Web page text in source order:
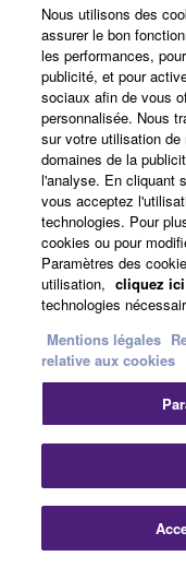
SLG200
Nous utilisons des
assurer le bon
les performances,
publicité, et pour
sociaux afin de vous
personnalisée. Nous
sur votre utilisation
domaines de la
l'analyse. En cliquant
vous acceptez
technologies. Pour
cookies ou pour
Paramètres des
utilisation, cliquez ici
technologies
Mentions légales
relative aux cookies